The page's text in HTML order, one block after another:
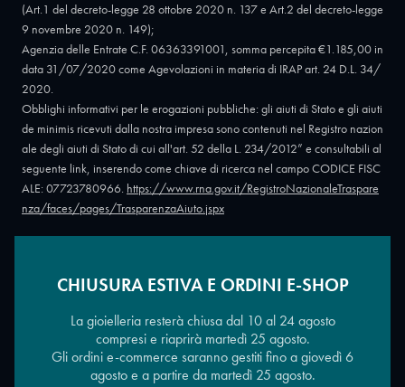
(Art.1 del decreto-legge 28 ottobre 2020 n. 137 e Art.2 del decreto-legge
9 novembre 2020 n. 149);
Agenzia delle Entrate C.F. 06363391001, somma percepita €1.185,00 in
data 31/07/2020 come Agevolazioni in materia di IRAP art. 24 D.L. 34/
2020.
Obblighi informativi per le erogazioni pubbliche: gli aiuti di Stato e gli aiuti
de minimis ricevuti dalla nostra impresa sono contenuti nel Registro nazion
ale degli aiuti di Stato di cui all'art. 52 della L. 234/2012” e consultabili al
seguente link, inserendo come chiave di ricerca nel campo CODICE FISC
ALE: 07723780966. https://www.rna.gov.it/RegistroNazionaleTraspare
nza/faces/pages/TrasparenzaAiuto.jspx
Copyright © 2026 - Oreficeria Enrico Sali Conti e C. snc - Partita IVA
CHIUSURA ESTIVA E ORDINI E-SHOP
La gioielleria resterà chiusa dal 10 al 24 agosto
compresi e riaprirà martedì 25 agosto.
Gli ordini e-commerce saranno gestiti fino a giovedì 6
agosto e a partire da martedì 25 agosto.